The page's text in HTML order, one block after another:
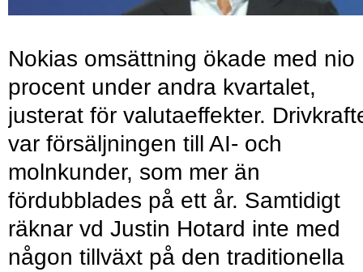
Nokias omsättning ökade med nio
procent under andra kvartalet,
justerat för valutaeffekter.
var försäljningen till AI- och
molnkunder, som mer än
fördubblades på ett år. Samtidigt
räknar vd Justin Hotard inte med
någon tillväxt på den traditionella